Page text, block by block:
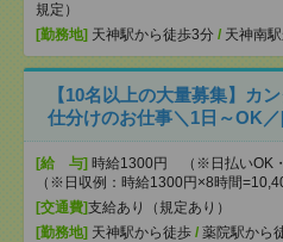
規定）
[勤務地] 天神駅から徒歩3分 / 天神南
【10名以上の大量募集】カ
仕分けのお仕事＼1日～OK
[給 与] 時給1300円 （※日払いOK・
（※日収例：時給1300円×8時間
[交通費]支給あり（規定あり）
[勤務地] 天神駅から徒歩 / 薬院駅から